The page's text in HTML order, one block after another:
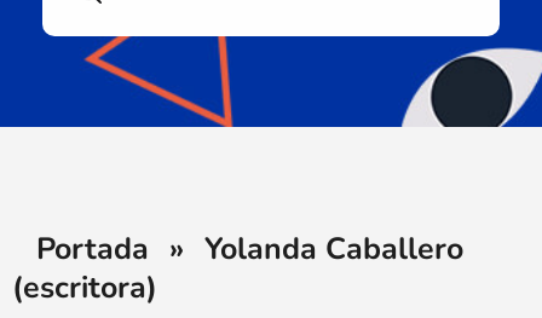
Portada » Yolanda Caballero
(escritora)